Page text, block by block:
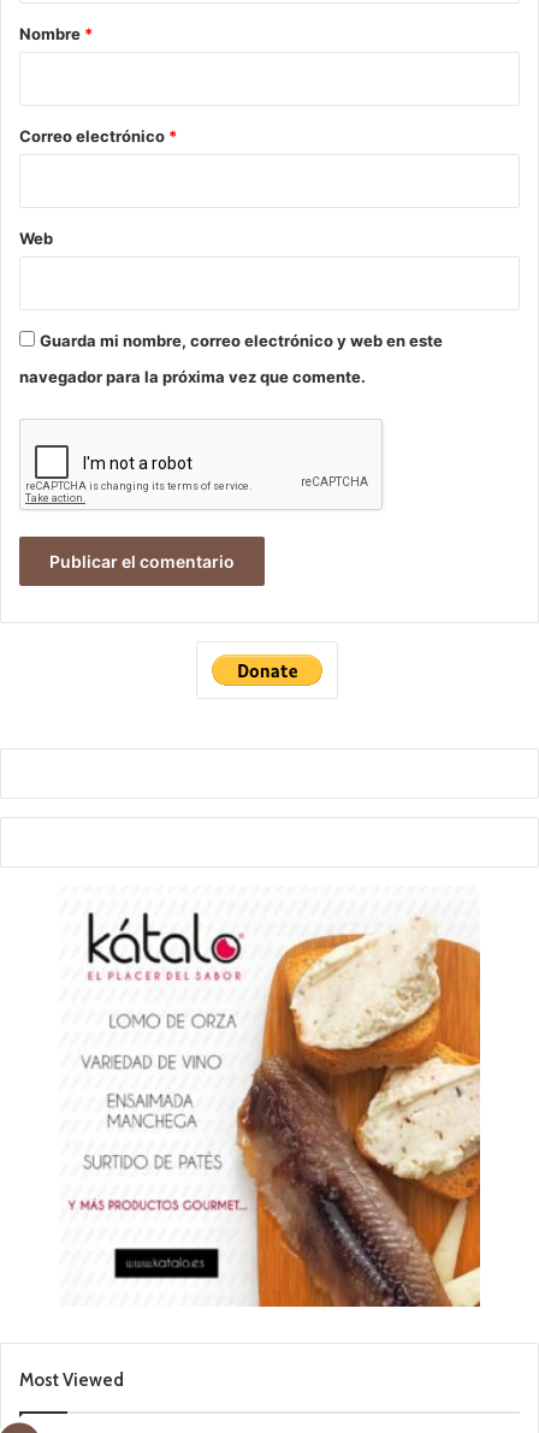
r
*
Nombre *
Correo electrónico *
Web
Guarda mi nombre, correo electrónico y web en este
navegador para la próxima vez que comente.
Most Viewed